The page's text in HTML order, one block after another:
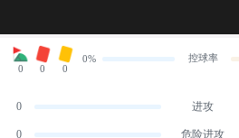
0 0 0
0% 控球率
0 进攻
0 危险进攻